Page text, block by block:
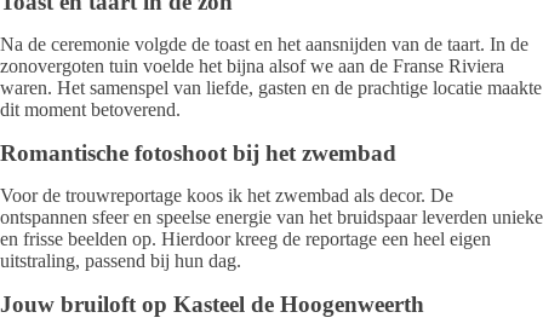
Na de ceremonie volgde de toast en het aansnijden van de taart. In de
zonovergoten tuin voelde het bijna alsof we aan de Franse Riviera
waren. Het samenspel van liefde, gasten en de prachtige locatie maakte
dit moment betoverend.
Romantische fotoshoot bij het zwembad
Voor de trouwreportage koos ik het zwembad als decor. De
ontspannen sfeer en speelse energie van het bruidspaar leverden unieke
en frisse beelden op. Hierdoor kreeg de reportage een heel eigen
uitstraling, passend bij hun dag.
Jouw bruiloft op Kasteel de Hoogenweerth